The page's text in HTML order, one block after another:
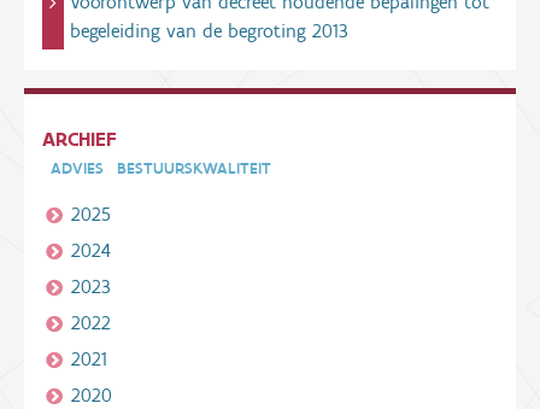
begeleiding van de begroting 2013
ARCHIEF
ADVIES BESTUURSKWALITEIT
2025
2024
2023
2022
2021
2020